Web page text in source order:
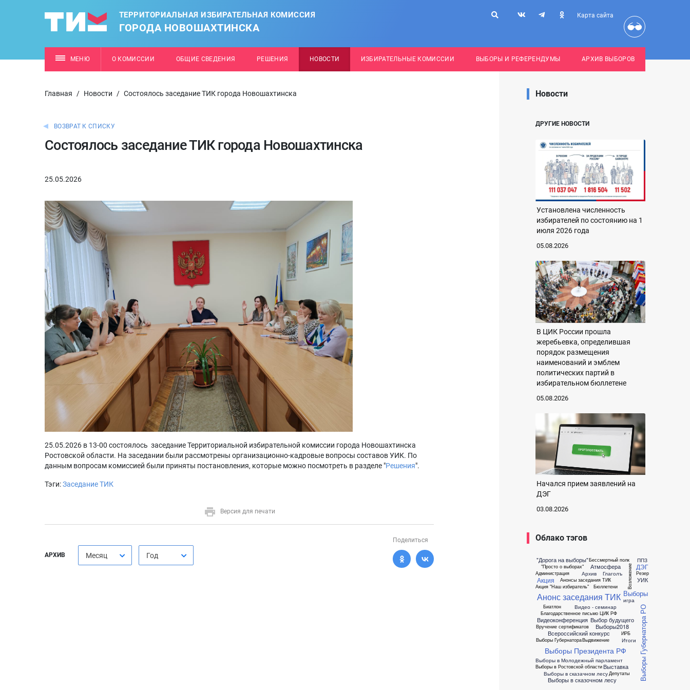
ТЕРРИТОРИАЛЬНАЯ ИЗБИРАТЕЛЬНАЯ КОМИССИЯ
ГОРОДА НОВОШАХТИНСКА
Карта сайта
МЕНЮ О КОМИССИИ ОБЩИЕ СВЕДЕНИЯ РЕШЕНИЯ НОВОСТИ ИЗБИРАТЕЛЬНЫЕ КОМИССИИ ВЫБОРЫ И РЕФЕРЕНДУМЫ АРХИВ ВЫБОРОВ
Главная / Новости / Состоялось заседание ТИК города Новошахтинска
ВОЗВРАТ К СПИСКУ
Состоялось заседание ТИК города Новошахтинска
25.05.2026
25.05.2026 в 13-00 состоялось заседание Территориальной избирательной комиссии города Новошахтинска
Ростовской области. На заседании были рассмотрены организационно-кадровые вопросы составов УИК. По
данным вопросам комиссией были приняты постановления, которые можно посмотреть в разделе "Решения".
Тэги:Заседание ТИК
Версия для печати
АРХИВ Месяц Год
Поделиться
Новости
ДРУГИЕ НОВОСТИ
Установлена численность
избирателей по состоянию на 1
июля 2026 года
05.08.2026
В ЦИК России прошла
жеребьевка, определившая
порядок размещения
наименований и эмблем
политических партий в
избирательном бюллетене
05.08.2026
Начался прием заявлений на
ДЭГ
03.08.2026
Облако тэгов
"Дорога на выборы"
"Просто о выборах"
Администрация
Акция
Акция "Наш избиратель"
Анонс заседания ТИК
Анонсы заседания ТИК
Архив
Атмосфера
Бессмертный полк
Биатлон
Благодарственное письмо ЦИК РФ
Бюллетени
Видео - семинар
Видеоконференция
Возложение
Вручение сертификатов
Всероссийский конкурс
Выбор будущего
Выборы
Выборы Губернатора Выборы Губернатора РО
Выборы Президента РФ
Выборы в Молодежный парламент
Выборы в Ростовской области
Выборы в сказачном лесу
Выборы в сказочном лесу
Выборы2018
Выдвижение
Выставка
Глаголъ
ДЭГ
Депутаты
ИРБ
Итоги
ППЗ
Резер
УИК
игра